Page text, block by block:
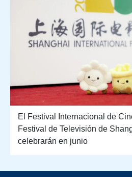
El Festival Internacional de
Festival de Televisión de
celebrarán en junio